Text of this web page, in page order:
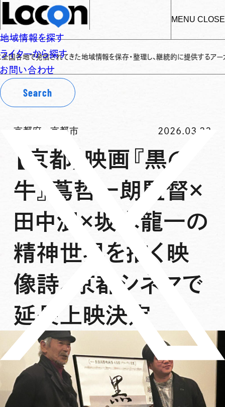
MENU CLOSE
地域情報を探す
ライターから探す
お問い合わせ
Search
信されてきた地域情報を保存・整理し、継続的に提供するアーカイブサイト
京都府 -京都市 2026.03.23
【京都】映画『黒の
牛』蔦哲一朗監督×
田中泯×坂本龍一の
精神世界を描く映
像詩、京都シネマで
延長上映決定